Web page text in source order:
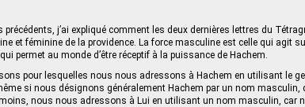
précédents, j’ai expliqué comment les deux dernières lettres du
et féminine de la providence. La force masculine est celle qui agit
permet au monde d’être réceptif à la puissance de Hachem.
pour lesquelles nous nous adressons à Hachem en utilisant le
si nous désignons généralement Hachem par un nom masculin,
nous nous adressons à Lui en utilisant un nom masculin, car